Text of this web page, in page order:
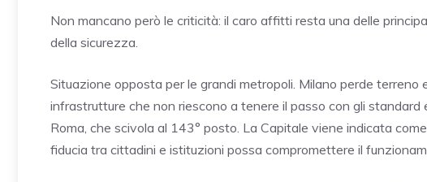
Non mancano però le criticità: il caro affitti resta una delle
della sicurezza.
Situazione opposta per le grandi metropoli. Milano perde
infrastrutture che non riescono a tenere il passo con gli standard
Roma, che scivola al 143° posto. La Capitale viene indicata
fiducia tra cittadini e istituzioni possa compromettere il